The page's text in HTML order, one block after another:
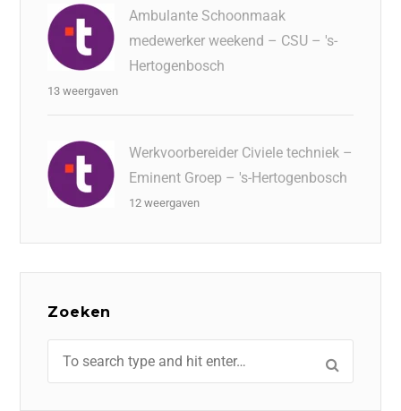
Ambulante Schoonmaak
medewerker weekend – CSU – 's-
Hertogenbosch
13 weergaven
Werkvoorbereider Civiele techniek –
Eminent Groep – 's-Hertogenbosch
12 weergaven
Zoeken